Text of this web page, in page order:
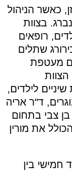
כאשר הניהול
בצוות
רופאים
שתלים
מעטפת
הצוות
לילדים,
ד"ר אריה
בן צבי בתחום
את מורין
חמישי בין